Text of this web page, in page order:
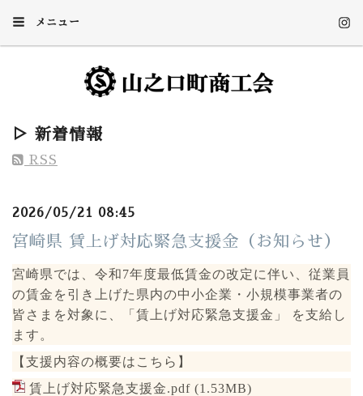
メニュー
▷ 新着情報
RSS
2026/05/21 08:45
宮崎県 賃上げ対応緊急支援金（お知らせ）
宮崎県では、令和7年度最低賃金の改定に伴い、従業員
の賃金を引き上げた県内の中小企業・小規模事業者の
皆さまを対象に、「賃上げ対応緊急支援金」 を支給し
ます。
【支援内容の概要はこちら】
賃上げ対応緊急支援金.pdf (1.53MB)